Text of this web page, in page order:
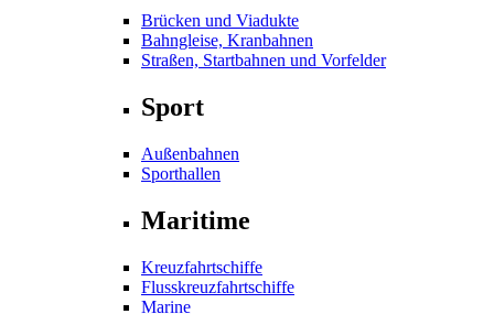
Brücken und Viadukte
Bahngleise, Kranbahnen
Straßen, Startbahnen und Vorfelder
Sport
Außenbahnen
Sporthallen
Maritime
Kreuzfahrtschiffe
Flusskreuzfahrtschiffe
Marine